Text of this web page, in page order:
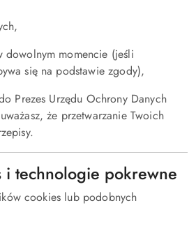
momencie (jeśli
się na podstawie zgody),
Prezes Urzędu Ochrony Danych
że przetwarzanie Twoich
technologie pokrewne
cookies lub podobnych